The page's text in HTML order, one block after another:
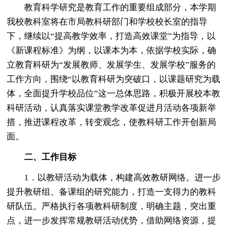
教育科学研究是教育工作的重要组成部分，本学期
我校教科室将在市局教科研部门和学校校长室的指导
下，继续以“提高教学效率，打造高效课堂”为指导，以
《新课程标准》为纲，以课本为本，依据学校实际，确
立教育科研为“发展教师、发展学生、发展学校”服务的
工作方向，围绕“以教育科研为突破口，以课题研究为载
体，全面提升学校品位”这一总体思路，积极开展校本教
科研活动，认真落实课堂教学改革促进月活动各项新举
措，推进课程改革，转变观念，使教科研工作开创新局
面。
二、工作目标
1．以教研活动为载体，构建高效教研网络。进一步
提升教研组、备课组的研究能力，打造一支得力的教科
研队伍。严格执行各项教科研制度，明确主题，突出重
点，进一步发挥常规教研活动优势，借助网络资源，提